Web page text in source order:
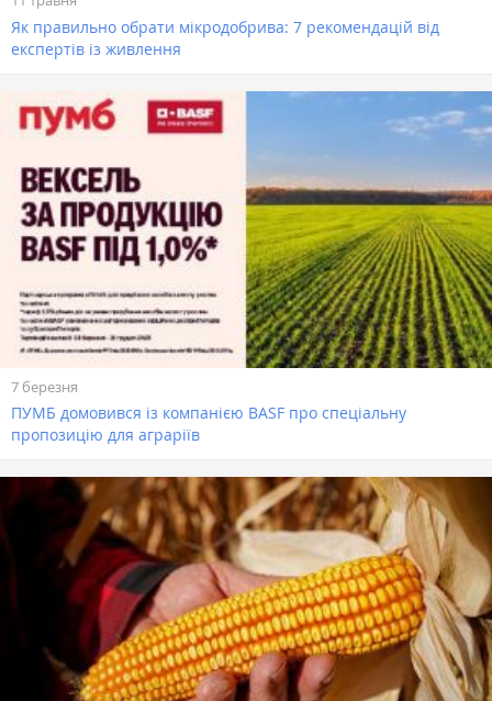
Як правильно обрати мікродобрива: 7 рекомендацій від
експертів із живлення
7 березня
ПУМБ домовився із компанією BASF про спеціальну
пропозицію для аграріїв